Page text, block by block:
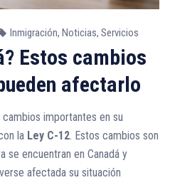
Inmigración, Noticias, Servicios
Estos cambios
afectarlo
importantes en su
la Ley C-12 . Estos cambios son
se encuentran en Canadá y
afectada su situación